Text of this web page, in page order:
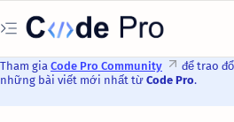
Tham gia Code Pro Community
để trao
những bài viết mới nhất từ Code Pro.